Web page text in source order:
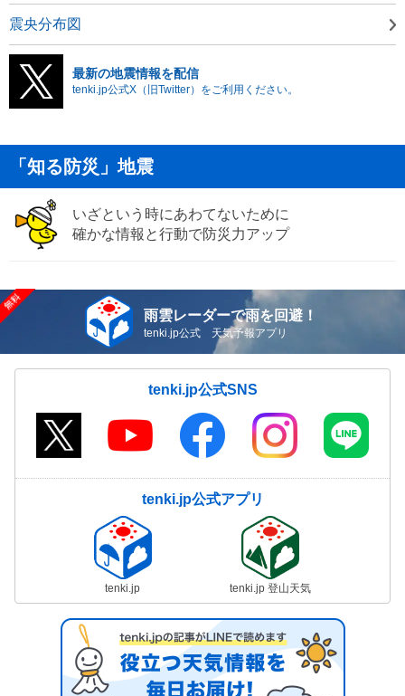
震央分布図
最新の地震情報を配信
tenki.jp公式X（旧Twitter）をご利用ください。
「知る防災」地震
いざという時にあわてないために
確かな情報と行動で防災力アップ
雨雲レーダーで雨を回避！
tenki.jp公式 天気予報アプリ
tenki.jp公式SNS
tenki.jp公式アプリ
tenki.jp tenki.jp 登山天気